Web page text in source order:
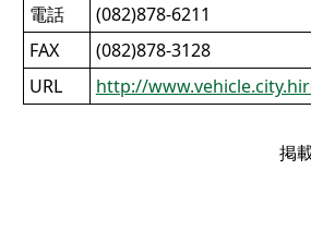
電話
(082)878-6211
FAX
(082)878-3128
URL
http://
掲